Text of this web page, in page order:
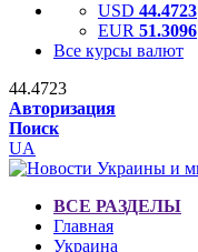
USD 44.4723
EUR 51.3096
Все курсы валют
44.4723
Авторизация
Поиск
UA
ВСЕ РАЗДЕЛЫ
Главная
Украина